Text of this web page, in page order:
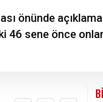
önünde
46 sene önce